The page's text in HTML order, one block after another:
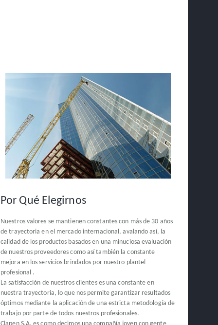
Por Qué Elegirnos
Nuestros valores se mantienen constantes con más de 30 años
de trayectoria en el mercado internacional, avalando así, la
calidad de los productos basados en una minuciosa evaluación
de nuestros proveedores como así también la constante
mejora en los servicios brindados por nuestro plantel
profesional .
La satisfacción de nuestros clientes es una constante en
nuestra trayectoria, lo que nos permite garantizar resultados
óptimos mediante la aplicación de una estricta metodología de
trabajo por parte de todos nuestros profesionales.